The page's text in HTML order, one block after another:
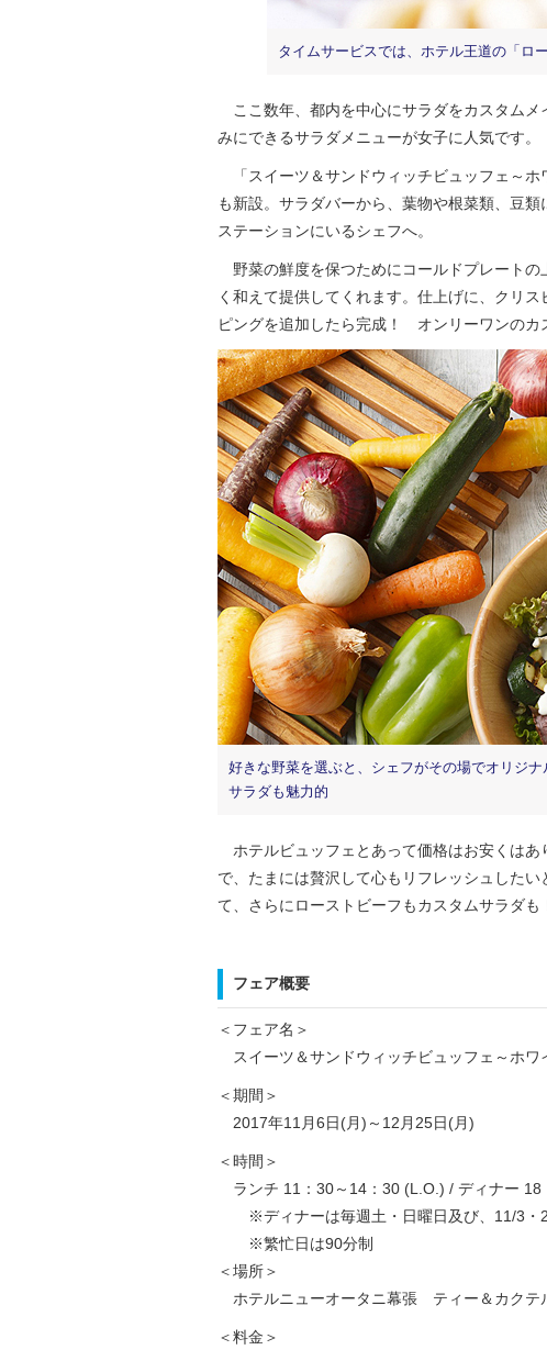
タイムサービスでは、ホテル王道の「ロ
ここ数年、都内を中心にサラダをカスタムメ
みにできるサラダメニューが女子に人気です。
「スイーツ＆サンドウィッチビュッフェ～ホ
も新設。サラダバーから、葉物や根菜類、豆
ステーションにいるシェフへ。
野菜の鮮度を保つためにコールドプレートの
く和えて提供してくれます。仕上げに、クリ
ピングを追加したら完成！ オンリーワンのカ
好きな野菜を選ぶと、シェフがその場でオリジ
サラダも魅力的
ホテルビュッフェとあって価格はお安くはあ
で、たまには贅沢して心もリフレッシュした
て、さらにローストビーフもカスタムサラダ
フェア概要
＜フェア名＞
スイーツ＆サンドウィッチビュッフェ～ホワ
＜期間＞
2017年11月6日(月)～12月25日(月)
＜時間＞
ランチ 11：30～14：30 (L.O.) / ディナー 18
※ディナーは毎週土・日曜日及び、11/3・
※繁忙日は90分制
＜場所＞
ホテルニューオータニ幕張 ティー＆カクテ
＜料金＞